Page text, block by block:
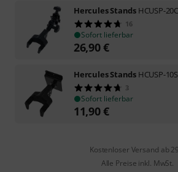
Hercules Stands HCUSP-
16
Sofort lieferbar
26,90€
Hercules Stands HCUSP-
3
Sofort lieferbar
11,90€
Kostenloser Versand ab
Alle Preise inkl. MwSt.